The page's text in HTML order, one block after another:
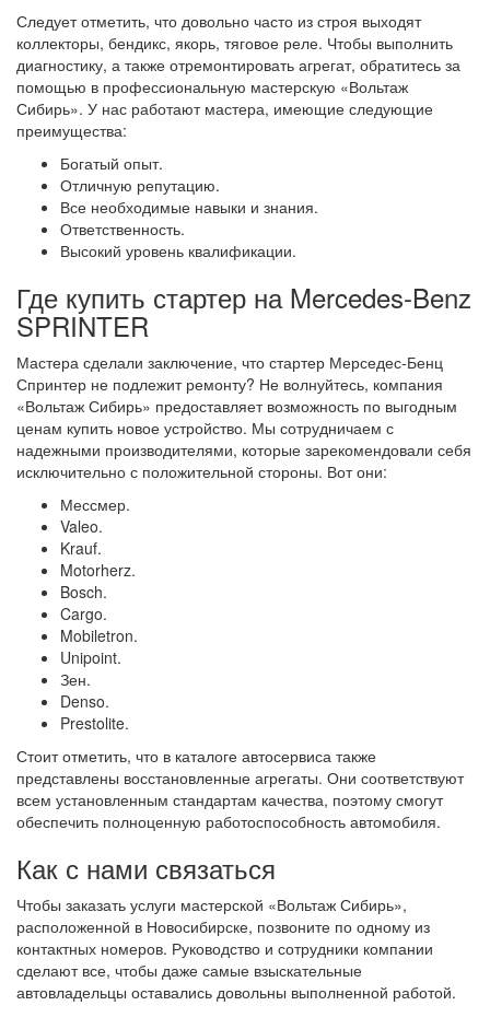
Следует отметить, что довольно часто из строя выходят
коллекторы, бендикс, якорь, тяговое реле. Чтобы выполнить
диагностику, а также отремонтировать агрегат, обратитесь за
помощью в профессиональную мастерскую «Вольтаж
Сибирь». У нас работают мастера, имеющие следующие
преимущества:
Богатый опыт.
Отличную репутацию.
Все необходимые навыки и знания.
Ответственность.
Высокий уровень квалификации.
Где купить стартер на Mercedes-Benz
SPRINTER
Мастера сделали заключение, что стартер Мерседес-Бенц
Спринтер не подлежит ремонту? Не волнуйтесь, компания
«Вольтаж Сибирь» предоставляет возможность по выгодным
ценам купить новое устройство. Мы сотрудничаем с
надежными производителями, которые зарекомендовали себя
исключительно с положительной стороны. Вот они:
Мессмер.
Valeo.
Krauf.
Motorherz.
Bosch.
Cargo.
Mobiletron.
Unipoint.
Зен.
Denso.
Prestolite.
Стоит отметить, что в каталоге автосервиса также
представлены восстановленные агрегаты. Они соответствуют
всем установленным стандартам качества, поэтому смогут
обеспечить полноценную работоспособность автомобиля.
Как с нами связаться
Чтобы заказать услуги мастерской «Вольтаж Сибирь»,
расположенной в Новосибирске, позвоните по одному из
контактных номеров. Руководство и сотрудники компании
сделают все, чтобы даже самые взыскательные
автовладельцы оставались довольны выполненной работой.